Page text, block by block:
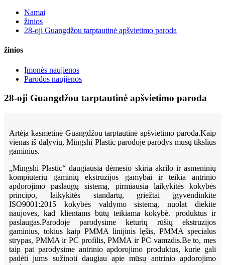
Namai
žinios
28-oji Guangdžou tarptautinė apšvietimo paroda
žinios
Įmonės naujienos
Parodos naujienos
28-oji Guangdžou tarptautinė apšvietimo paroda
Artėja kasmetinė Guangdžou tarptautinė apšvietimo paroda.Kaip
vienas iš dalyvių, Mingshi Plastic parodoje parodys mūsų tikslius
gaminius.
„Mingshi Plastic“ daugiausia dėmesio skiria akrilo ir asmeninių
kompiuterių gaminių ekstruzijos gamybai ir teikia antrinio
apdorojimo paslaugų sistemą, pirmiausia laikykitės kokybės
principo, laikykitės standartų, griežtai įgyvendinkite
ISO9001:2015 kokybės valdymo sistemą, nuolat diekite
naujoves, kad klientams būtų teikiama kokybė. produktus ir
paslaugas.Parodoje parodysime keturių rūšių ekstruzijos
gaminius, tokius kaip PMMA linijinis lęšis, PMMA specialus
strypas, PMMA ir PC profilis, PMMA ir PC vamzdis.Be to, mes
taip pat parodysime antrinio apdorojimo produktus, kurie gali
padėti jums sužinoti daugiau apie mūsų antrinio apdorojimo